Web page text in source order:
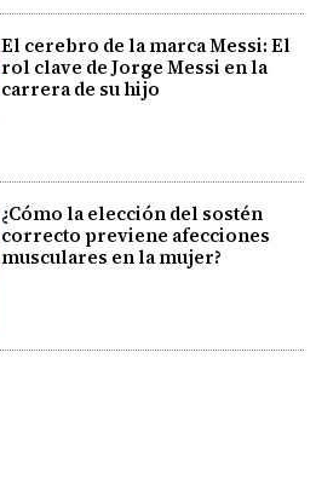
El cerebro de la marca Messi: El
rol clave de Jorge Messi en la
carrera de su hijo
¿Cómo la elección del sostén
correcto previene afecciones
musculares en la mujer?